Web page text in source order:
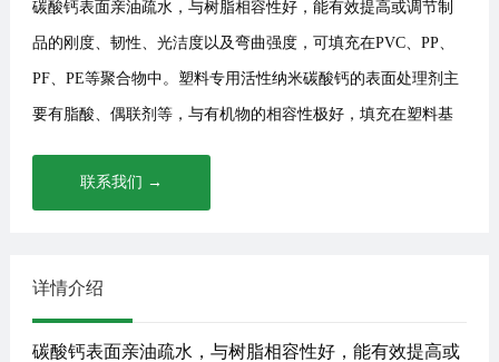
碳酸钙表面亲油疏水，与树脂相容性好，能有效提高或调节制
品的刚度、韧性、光洁度以及弯曲强度，可填充在PVC、PP、
PF、PE等聚合物中。塑料专用活性纳米碳酸钙的表面处理剂主
要有脂酸、偶联剂等，与有机物的相容性极好，填充在塑料基
联系我们 →
详情介绍
碳酸钙表面亲油疏水，与树脂相容性好，能有效提高或